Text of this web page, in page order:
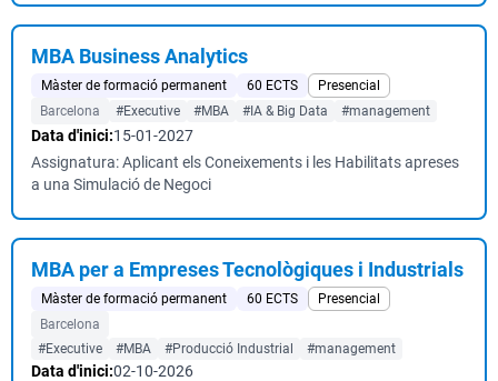
MBA Business Analytics
Màster de formació permanent 60 ECTS
Presencial
Barcelona
#Executive #MBA #IA & Big Data #management
Data d'inici:15-01-2027
Assignatura: Aplicant els Coneixements i les Habilitats apreses
a una Simulació de Negoci
MBA per a Empreses Tecnològiques i Industrials
Màster de formació permanent 60 ECTS
Presencial
Barcelona
#Executive
#MBA #Producció Industrial #management
Data d'inici:02-10-2026